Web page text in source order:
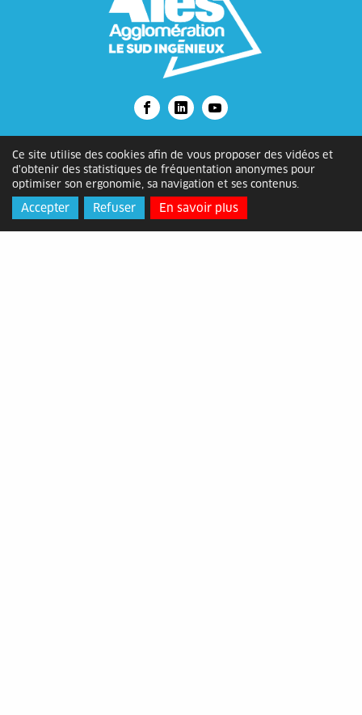
Ce site utilise des cookies afin de vous proposer des vidéos et
d'obtenir des statistiques de fréquentation anonymes pour
optimiser son ergonomie, sa navigation et ses contenus.
Accepter Refuser En savoir plus
Alès Agglomération
Adresse: Bâtiment ATOME, 2 rue
Michelet, 30105 Alès Cédex
Horaires: du lundi au vendredi de